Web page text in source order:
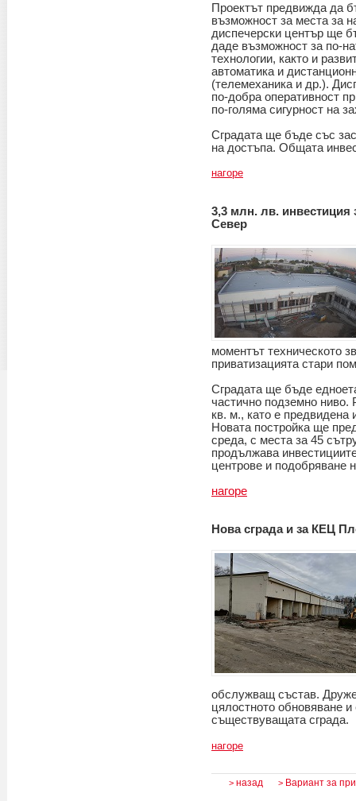
Проектът предвижда да
възможност за места за
диспечерски център ще
даде възможност за по-
технологии, както и
автоматика и
(телемеханика и др.).
по-добра оперативност
по-голяма сигурност на
Сградата ще бъде със
на достъпа. Общата
нагоре
3,3 млн. лв. инвестиция
Север
моментът техническото
приватизацията стари
Сградата ще бъде
частично подземно ниво.
кв. м., като е предвидена
Новата постройка ще
среда, с места за 45
продължава
центрове и подобряване
нагоре
Нова сграда и за КЕЦ
обслужващ състав.
цялостното обновяване
съществуващата сграда.
нагоре
> назад > Вариант за